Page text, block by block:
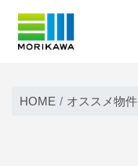
contentHOME オススメ物件